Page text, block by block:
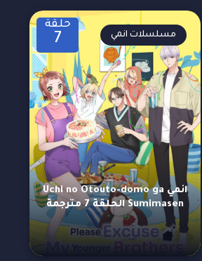
حلقة
7
انمي Uchi no Otouto-domo ga
Sumimasen الحلقة 7 مترجمة
مسلسلات انمي